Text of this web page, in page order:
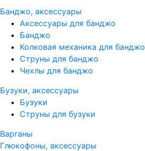
Банджо, аксессуары
Аксессуары для банджо
Банджо
Колковая механика для банджо
Струны для банджо
Чехлы для банджо
Бузуки, аксессуары
Бузуки
Струны для бузуки
Варганы
Глюкофоны, аксессуары